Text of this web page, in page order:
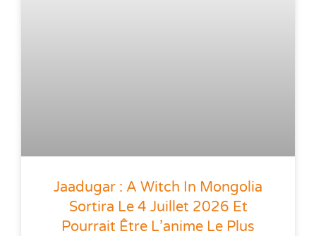
Jaadugar : A Witch In Mongolia
Sortira Le 4 Juillet 2026 Et
Pourrait Être L’anime Le Plus